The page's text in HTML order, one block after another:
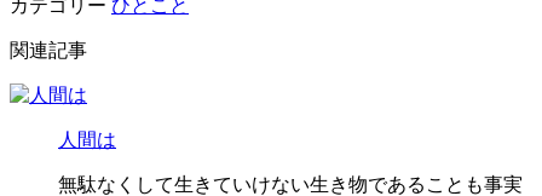
カテゴリー ひとこと
関連記事
人間は
無駄なくして生きていけない生き物であることも事実